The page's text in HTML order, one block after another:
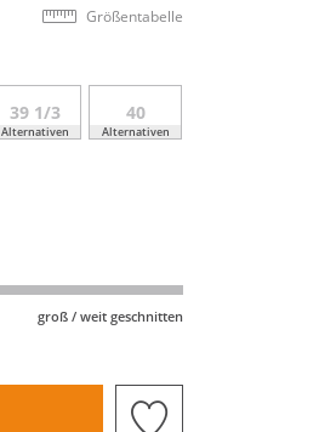
Größentabelle
39 1/3
Alternativen
40
Alternativen
groß / weit geschnitten